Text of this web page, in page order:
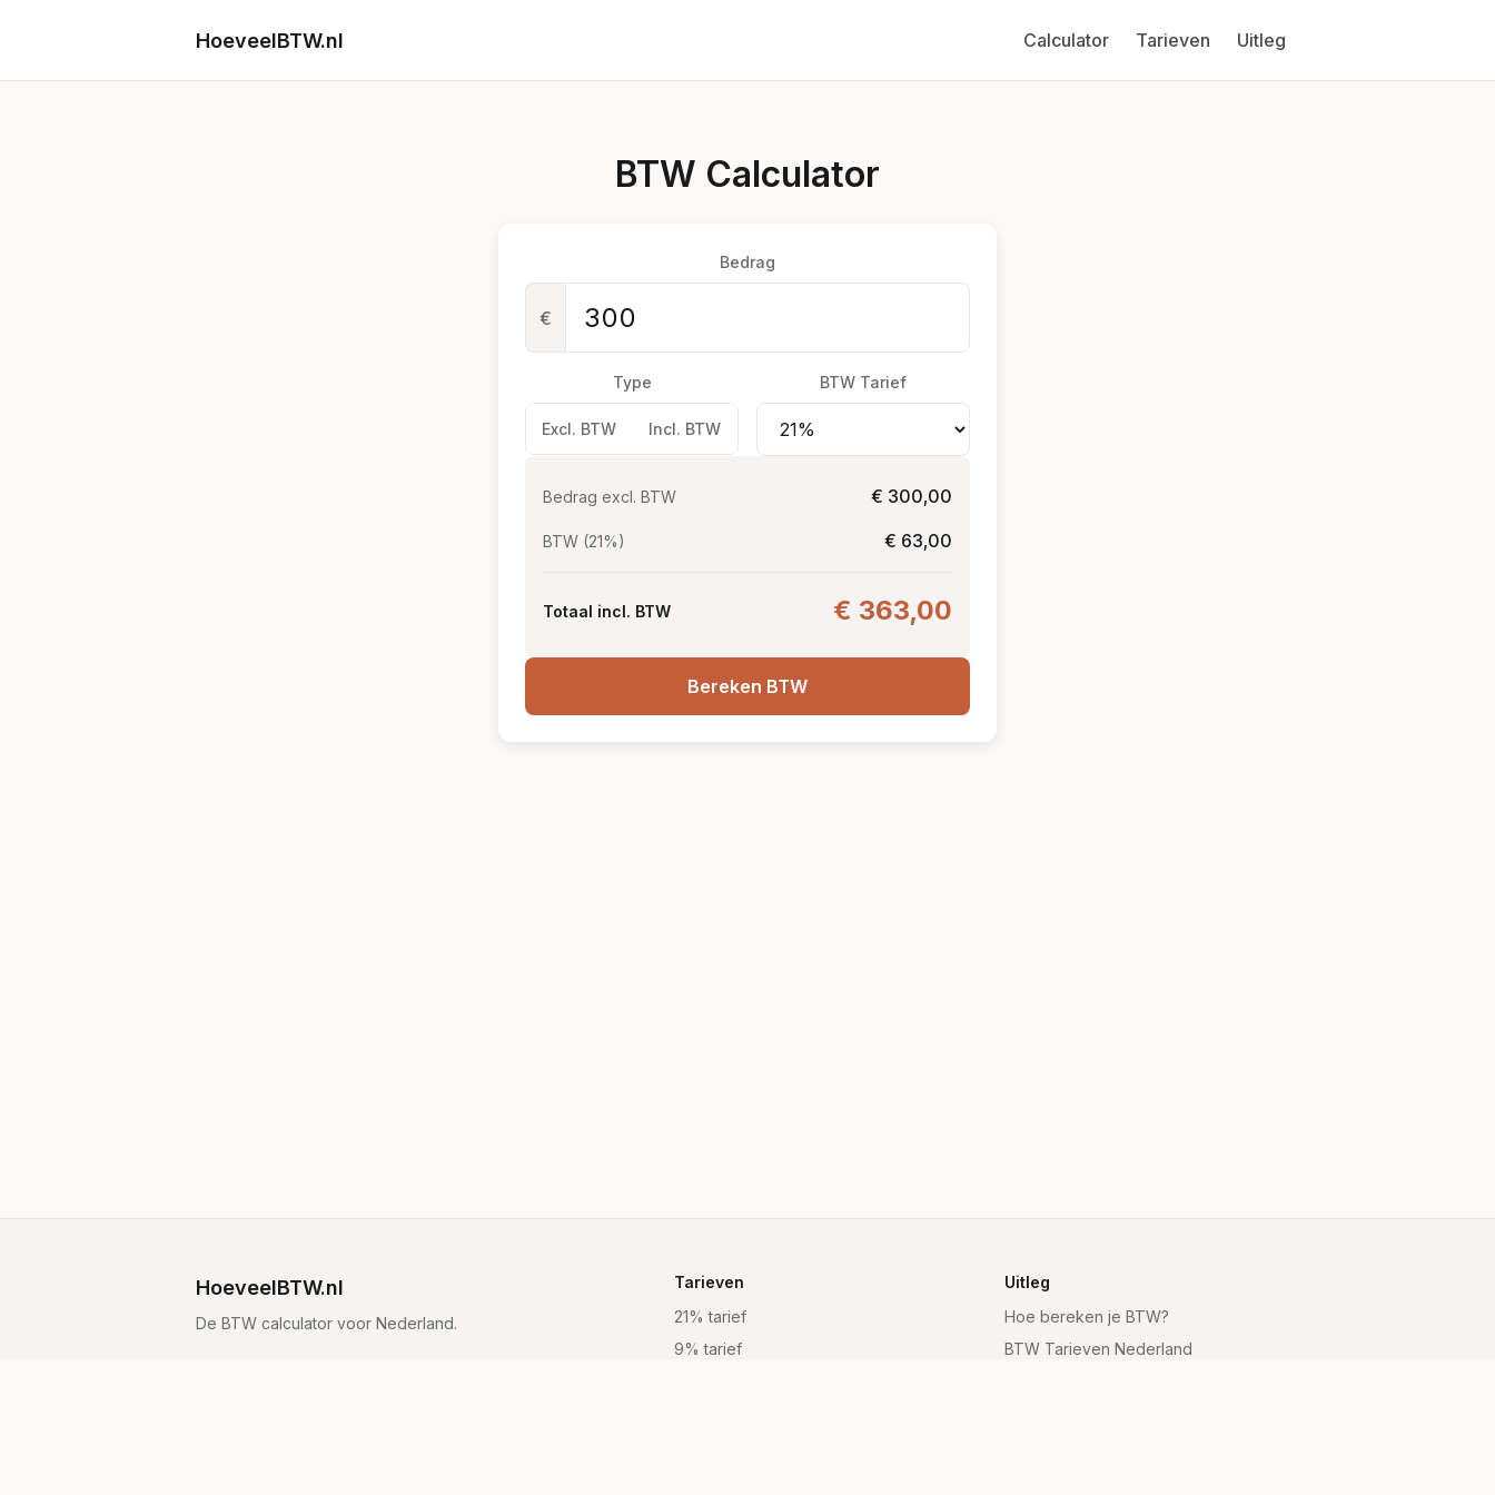
HoeveelBTW.nl Calculator Tarieven Uitleg
BTW Calculator
Bedrag
€
Type
Excl. BTW Incl. BTW
BTW Tarief
Bedrag excl. BTW € 300,00
BTW (21%) € 63,00
Totaal incl. BTW € 363,00
Bereken BTW
HoeveelBTW.nl
De BTW calculator voor Nederland.
Tarieven
21% tarief
9% tarief
Uitleg
Hoe bereken je BTW?
BTW Tarieven Nederland